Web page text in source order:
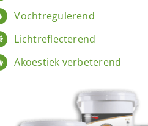
Vochtregulerend
Lichtreflecterend
Akoestiek verbeterend